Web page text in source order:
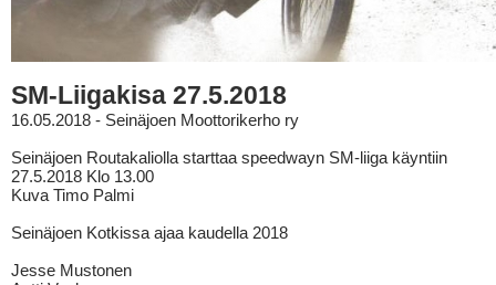
SM-Liigakisa 27.5.2018
16.05.2018 - Seinäjoen Moottorikerho ry
Seinäjoen Routakaliolla starttaa speedwayn SM-liiga käyntiin
27.5.2018 Klo 13.00
Kuva Timo Palmi
Seinäjoen Kotkissa ajaa kaudella 2018
Jesse Mustonen